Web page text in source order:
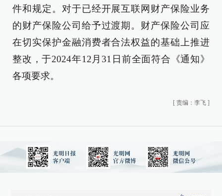
件和规定。对于已经开展互联网财产保险业务
的财产保险公司给予过渡期。财产保险公司应
在切实保护金融消费者合法权益的基础上推进
整改，于2024年12月31日前全面符合《通知》
各项要求。
[ 责编：李飞 ]